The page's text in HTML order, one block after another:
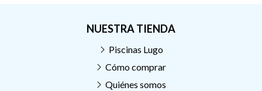
NUESTRA TIENDA
Piscinas Lugo
Cómo comprar
Quiénes somos